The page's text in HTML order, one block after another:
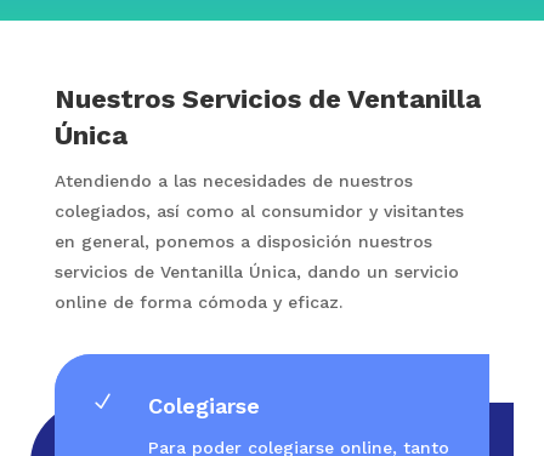
Nuestros Servicios de Ventanilla
Única
Atendiendo a las necesidades de nuestros
colegiados, así como al consumidor y visitantes
en general, ponemos a disposición nuestros
servicios de Ventanilla Única, dando un servicio
online de forma cómoda y eficaz.
N Colegiarse
Para poder colegiarse online, tanto